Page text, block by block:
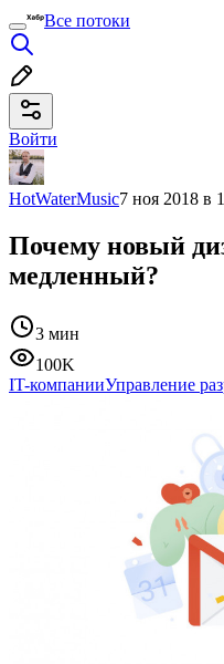
Все потоки
Войти
HotWaterMusic7 ноя 2018 в
Почему новый
медленный?
3 мин
100K
IT-компанииУправление